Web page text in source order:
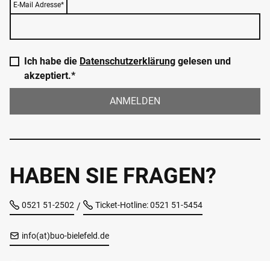
E-Mail Adresse*
Ich habe die Datenschutzerklärung gelesen und
akzeptiert.*
ANMELDEN
HABEN SIE FRAGEN?
0521 51-2502 / Ticket-Hotline: 0521 51-5454
info(at)buo-bielefeld.de